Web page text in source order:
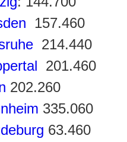
157.460
214.440
201.460
202.260
335.060
63.460